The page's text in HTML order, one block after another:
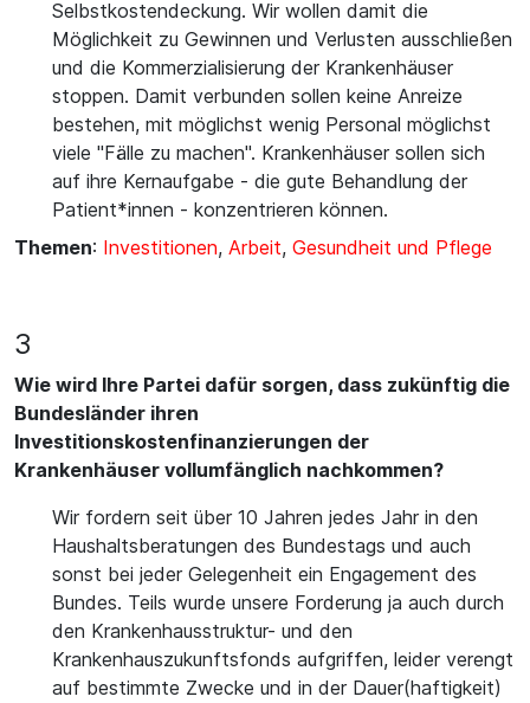
Selbstkostendeckung. Wir wollen damit die
Möglichkeit zu Gewinnen und Verlusten ausschließen
und die Kommerzialisierung der Krankenhäuser
stoppen. Damit verbunden sollen keine Anreize
bestehen, mit möglichst wenig Personal möglichst
viele "Fälle zu machen". Krankenhäuser sollen sich
auf ihre Kernaufgabe - die gute Behandlung der
Patient*innen - konzentrieren können.
Themen: Investitionen, Arbeit, Gesundheit und Pflege
3
Wie wird Ihre Partei dafür sorgen, dass zukünftig die
Bundesländer ihren
Investitionskostenfinanzierungen der
Krankenhäuser vollumfänglich nachkommen?
Wir fordern seit über 10 Jahren jedes Jahr in den
Haushaltsberatungen des Bundestags und auch
sonst bei jeder Gelegenheit ein Engagement des
Bundes. Teils wurde unsere Forderung ja auch durch
den Krankenhausstruktur- und den
Krankenhauszukunftsfonds aufgriffen, leider verengt
auf bestimmte Zwecke und in der Dauer(haftigkeit)